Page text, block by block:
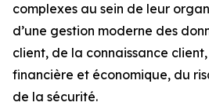
complexes au sein de leur
d’une gestion moderne des
client, de la connaissance
financière et économique, du
de la sécurité.